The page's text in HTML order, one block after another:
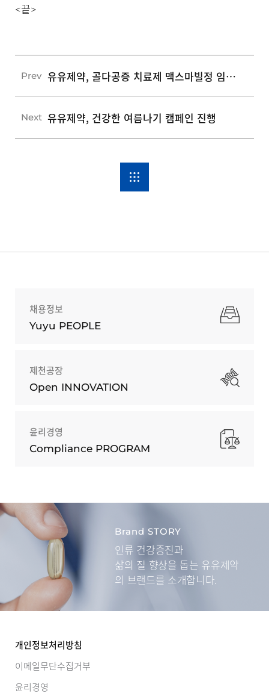
<끝>
Prev 유유제약, 골다공증 치료제 맥스마빌정 임상4상 골절예방효과 입증
Next 유유제약, 건강한 여름나기 캠페인 진행
채용정보
Yuyu PEOPLE
제천공장
Open INNOVATION
윤리경영
Compliance PROGRAM
Brand STORY
인류 건강증진과
삶의 질 향상을 돕는 유유제약
의 브랜드를 소개합니다.
개인정보처리방침
이메일무단수집거부
윤리경영